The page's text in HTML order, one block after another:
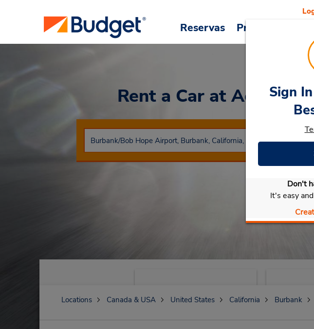
Reservas Promoções
Rent a Car at
Sign
Don't
It's easy
Locations Canada & USA United States California Burbank